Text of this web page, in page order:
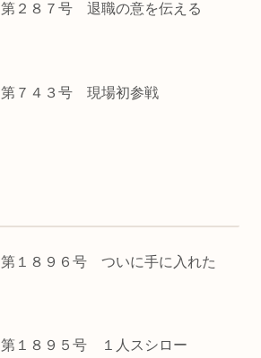
第２８７号 退職の意を伝える
第７４３号 現場初参戦
第１８９６号 ついに手に入れた
第１８９５号 １人スシロー